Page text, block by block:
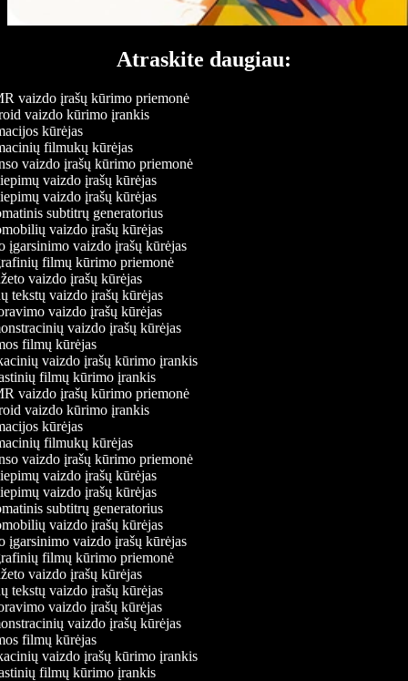
Atraskite daugiau:
vaizdo įrašų kūrimo priemonė
vaizdo kūrimo įrankis
kūrėjas
filmukų kūrėjas
vaizdo įrašų kūrimo priemonė
vaizdo įrašų kūrėjas
vaizdo įrašų kūrėjas
subtitrų generatorius
vaizdo įrašų kūrėjas
įgarsinimo vaizdo įrašų kūrėjas
filmų kūrimo priemonė
vaizdo įrašų kūrėjas
tekstų vaizdo įrašų kūrėjas
vaizdo įrašų kūrėjas
vaizdo įrašų kūrėjas
filmų kūrėjas
vaizdo įrašų kūrimo įrankis
filmų kūrimo įrankis
vaizdo įrašų kūrimo priemonė
vaizdo kūrimo įrankis
kūrėjas
filmukų kūrėjas
vaizdo įrašų kūrimo priemonė
vaizdo įrašų kūrėjas
vaizdo įrašų kūrėjas
subtitrų generatorius
vaizdo įrašų kūrėjas
įgarsinimo vaizdo įrašų kūrėjas
filmų kūrimo priemonė
vaizdo įrašų kūrėjas
tekstų vaizdo įrašų kūrėjas
vaizdo įrašų kūrėjas
vaizdo įrašų kūrėjas
filmų kūrėjas
vaizdo įrašų kūrimo įrankis
filmų kūrimo įrankis